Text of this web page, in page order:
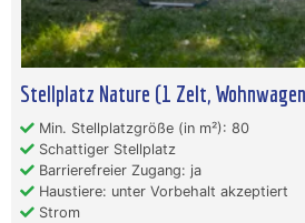
Stellplatz Nature (1 Zelt,
Min. Stellplatzgröße (in m²): 80
Schattiger Stellplatz
Barrierefreier Zugang: ja
Haustiere: unter Vorbehalt akzeptiert
Strom